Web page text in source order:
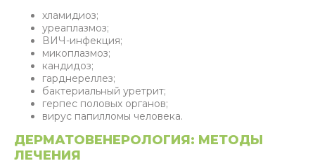
хламидиоз;
уреаплазмоз;
ВИЧ-инфекция;
микоплазмоз;
кандидоз;
гарднереллез;
бактериальный уретрит;
герпес половых органов;
вирус папилломы человека.
ДЕРМАТОВЕНЕРОЛОГИЯ: МЕТОДЫ
ЛЕЧЕНИЯ